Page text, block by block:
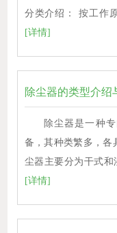
分类介绍： 按工作
[详情]
除尘器的类型介绍
除尘器是一种
备，其种类繁多，各
尘器主要分为干式
[详情]